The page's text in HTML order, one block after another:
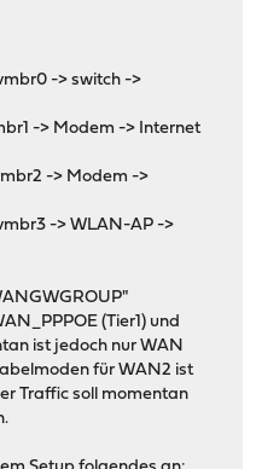
-> switch ->
-> Modem -> Internet
-> Modem ->
-> WLAN-AP ->
(Tier1) und
ist jedoch nur WAN
für WAN2 ist
Traffic soll momentan